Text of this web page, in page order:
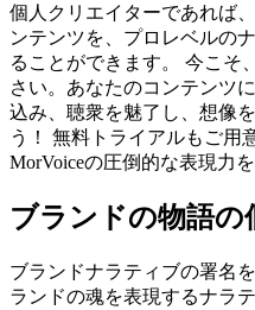
個人クリエイターであれば
ンテンツを、プロレベルの
ることができます。 今こそ
さい。あなたのコンテンツ
込み、聴衆を魅了し、想像
う！ 無料トライアルもご用
MorVoiceの圧倒的な表現力
ブランドの物語の
ブランドナラティブの署名
ランドの魂を表現するナラ